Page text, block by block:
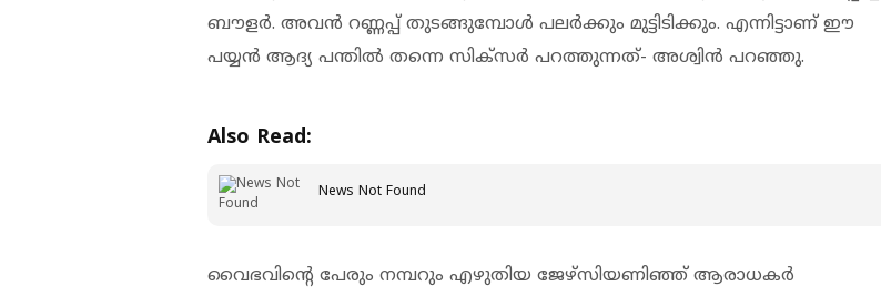
ബൗളർ. അവൻ റണ്ണപ്പ് തുടങ്ങുമ്പോള്‍ പലര്‍ക്കും മുട്ടിടിക്കും. എന്നിട്ടാണ് ഈ
പയ്യൻ ആദ്യ പന്തിൽ തന്നെ സിക്സർ പറത്തുന്നത്- അശ്വിൻ പറഞ്ഞു.
Also Read:
News Not Found
വൈഭവിന്‍റെ പേരും നമ്പറും എഴുതിയ ജേഴ്സിയണിഞ്ഞ് ആരാധകർ